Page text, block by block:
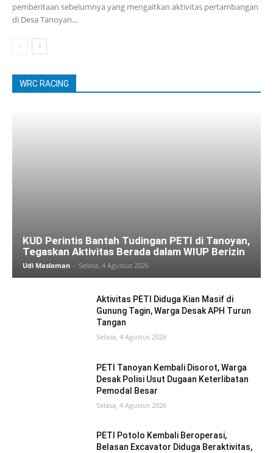
pemberitaan sebelumnya yang mengaitkan aktivitas pertambangan
di Desa Tanoyan...
WRC RACING
KUD Perintis Bantah Tudingan PETI di Tanoyan,
Tegaskan Aktivitas Berada dalam WIUP Berizin
Udi Masloman - Selasa, 4 Agustus 2026
Aktivitas PETI Diduga Kian Masif di
Gunung Tagin, Warga Desak APH Turun
Tangan
Selasa, 4 Agustus 2026
PETI Tanoyan Kembali Disorot, Warga
Desak Polisi Usut Dugaan Keterlibatan
Pemodal Besar
Selasa, 4 Agustus 2026
PETI Potolo Kembali Beroperasi,
Belasan Excavator Diduga Beraktivitas,